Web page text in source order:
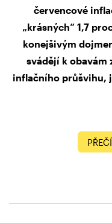
červencové
„krásných“ 1,7
konejšivým
svádějí k obavám
inflačního průšvihu,